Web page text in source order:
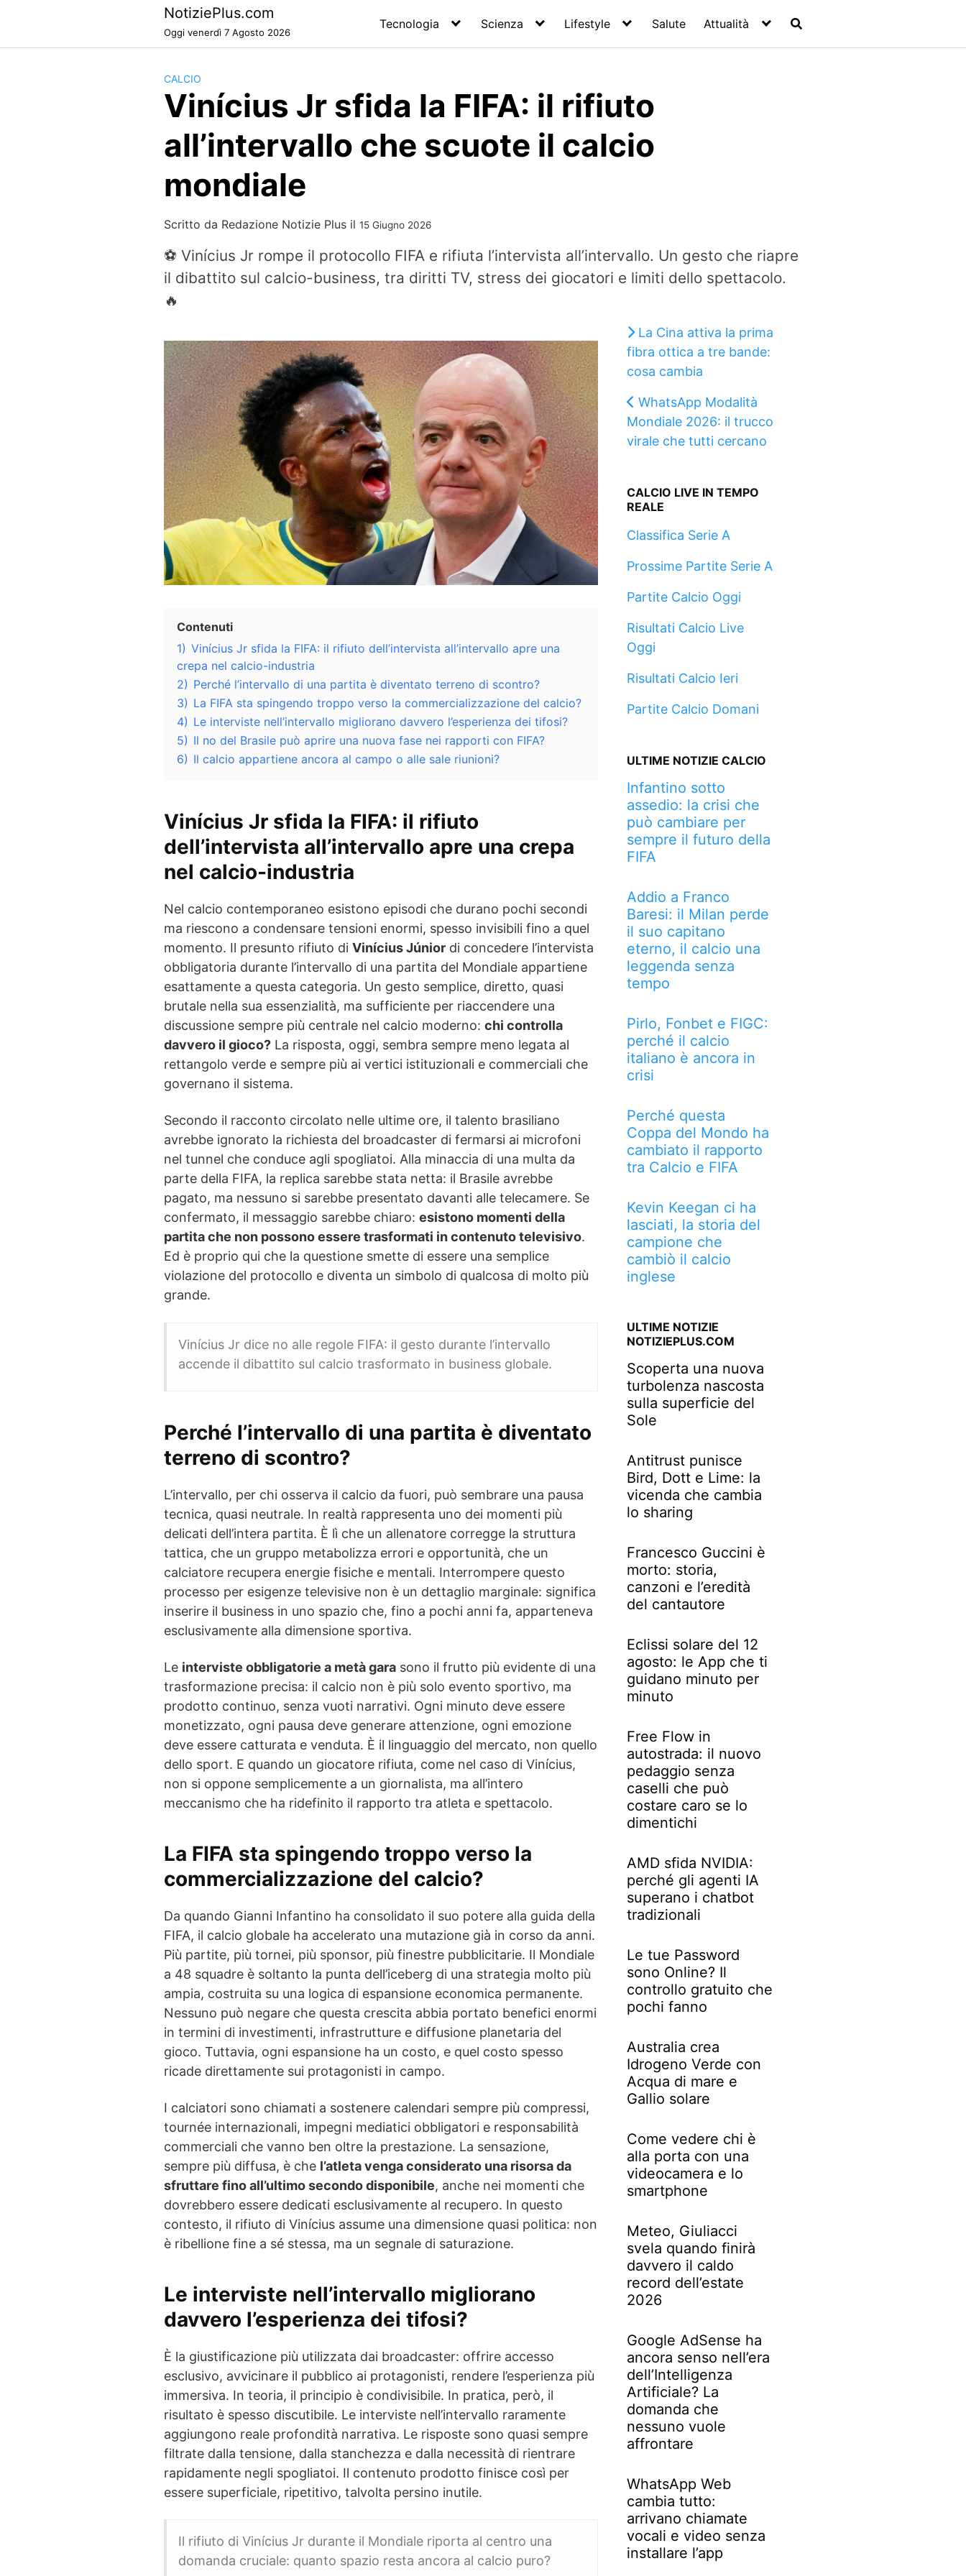
NotiziePlus.com
Oggi venerdì 7 Agosto 2026
Tecnologia Scienza Lifestyle Salute Attualità
CALCIO
Vinícius Jr sfida la FIFA: il rifiuto
all’intervallo che scuote il calcio
mondiale
Scritto da Redazione Notizie Plus il 15 Giugno 2026
⚽ Vinícius Jr rompe il protocollo FIFA e rifiuta l’intervista all’intervallo. Un gesto che riapre
il dibattito sul calcio-business, tra diritti TV, stress dei giocatori e limiti dello spettacolo.
🔥
Contenuti
1) Vinícius Jr sfida la FIFA: il rifiuto dell’intervista all’intervallo apre una
crepa nel calcio-industria
2) Perché l’intervallo di una partita è diventato terreno di scontro?
3) La FIFA sta spingendo troppo verso la commercializzazione del calcio?
4) Le interviste nell’intervallo migliorano davvero l’esperienza dei tifosi?
5) Il no del Brasile può aprire una nuova fase nei rapporti con FIFA?
6) Il calcio appartiene ancora al campo o alle sale riunioni?
Vinícius Jr sfida la FIFA: il rifiuto
dell’intervista all’intervallo apre una crepa
nel calcio-industria
Nel calcio contemporaneo esistono episodi che durano pochi secondi
ma riescono a condensare tensioni enormi, spesso invisibili fino a quel
momento. Il presunto rifiuto di Vinícius Júnior di concedere l’intervista
obbligatoria durante l’intervallo di una partita del Mondiale appartiene
esattamente a questa categoria. Un gesto semplice, diretto, quasi
brutale nella sua essenzialità, ma sufficiente per riaccendere una
discussione sempre più centrale nel calcio moderno: chi controlla
davvero il gioco? La risposta, oggi, sembra sempre meno legata al
rettangolo verde e sempre più ai vertici istituzionali e commerciali che
governano il sistema.
Secondo il racconto circolato nelle ultime ore, il talento brasiliano
avrebbe ignorato la richiesta del broadcaster di fermarsi ai microfoni
nel tunnel che conduce agli spogliatoi. Alla minaccia di una multa da
parte della FIFA, la replica sarebbe stata netta: il Brasile avrebbe
pagato, ma nessuno si sarebbe presentato davanti alle telecamere. Se
confermato, il messaggio sarebbe chiaro: esistono momenti della
partita che non possono essere trasformati in contenuto televisivo.
Ed è proprio qui che la questione smette di essere una semplice
violazione del protocollo e diventa un simbolo di qualcosa di molto più
grande.
Vinícius Jr dice no alle regole FIFA: il gesto durante l’intervallo
accende il dibattito sul calcio trasformato in business globale.
Perché l’intervallo di una partita è diventato
terreno di scontro?
L’intervallo, per chi osserva il calcio da fuori, può sembrare una pausa
tecnica, quasi neutrale. In realtà rappresenta uno dei momenti più
delicati dell’intera partita. È lì che un allenatore corregge la struttura
tattica, che un gruppo metabolizza errori e opportunità, che un
calciatore recupera energie fisiche e mentali. Interrompere questo
processo per esigenze televisive non è un dettaglio marginale: significa
inserire il business in uno spazio che, fino a pochi anni fa, apparteneva
esclusivamente alla dimensione sportiva.
Le interviste obbligatorie a metà gara sono il frutto più evidente di una
trasformazione precisa: il calcio non è più solo evento sportivo, ma
prodotto continuo, senza vuoti narrativi. Ogni minuto deve essere
monetizzato, ogni pausa deve generare attenzione, ogni emozione
deve essere catturata e venduta. È il linguaggio del mercato, non quello
dello sport. E quando un giocatore rifiuta, come nel caso di Vinícius,
non si oppone semplicemente a un giornalista, ma all’intero
meccanismo che ha ridefinito il rapporto tra atleta e spettacolo.
La FIFA sta spingendo troppo verso la
commercializzazione del calcio?
Da quando Gianni Infantino ha consolidato il suo potere alla guida della
FIFA, il calcio globale ha accelerato una mutazione già in corso da anni.
Più partite, più tornei, più sponsor, più finestre pubblicitarie. Il Mondiale
a 48 squadre è soltanto la punta dell’iceberg di una strategia molto più
ampia, costruita su una logica di espansione economica permanente.
Nessuno può negare che questa crescita abbia portato benefici enormi
in termini di investimenti, infrastrutture e diffusione planetaria del
gioco. Tuttavia, ogni espansione ha un costo, e quel costo spesso
ricade direttamente sui protagonisti in campo.
I calciatori sono chiamati a sostenere calendari sempre più compressi,
tournée internazionali, impegni mediatici obbligatori e responsabilità
commerciali che vanno ben oltre la prestazione. La sensazione,
sempre più diffusa, è che l’atleta venga considerato una risorsa da
sfruttare fino all’ultimo secondo disponibile, anche nei momenti che
dovrebbero essere dedicati esclusivamente al recupero. In questo
contesto, il rifiuto di Vinícius assume una dimensione quasi politica: non
è ribellione fine a sé stessa, ma un segnale di saturazione.
Le interviste nell’intervallo migliorano
davvero l’esperienza dei tifosi?
È la giustificazione più utilizzata dai broadcaster: offrire accesso
esclusivo, avvicinare il pubblico ai protagonisti, rendere l’esperienza più
immersiva. In teoria, il principio è condivisibile. In pratica, però, il
risultato è spesso discutibile. Le interviste nell’intervallo raramente
aggiungono reale profondità narrativa. Le risposte sono quasi sempre
filtrate dalla tensione, dalla stanchezza e dalla necessità di rientrare
rapidamente negli spogliatoi. Il contenuto prodotto finisce così per
essere superficiale, ripetitivo, talvolta persino inutile.
Il rifiuto di Vinícius Jr durante il Mondiale riporta al centro una
domanda cruciale: quanto spazio resta ancora al calcio puro?
La Cina attiva la prima
fibra ottica a tre bande:
cosa cambia
WhatsApp Modalità
Mondiale 2026: il trucco
virale che tutti cercano
CALCIO LIVE IN TEMPO
REALE
Classifica Serie A
Prossime Partite Serie A
Partite Calcio Oggi
Risultati Calcio Live
Oggi
Risultati Calcio Ieri
Partite Calcio Domani
ULTIME NOTIZIE CALCIO
Infantino sotto
assedio: la crisi che
può cambiare per
sempre il futuro della
FIFA
Addio a Franco
Baresi: il Milan perde
il suo capitano
eterno, il calcio una
leggenda senza
tempo
Pirlo, Fonbet e FIGC:
perché il calcio
italiano è ancora in
crisi
Perché questa
Coppa del Mondo ha
cambiato il rapporto
tra Calcio e FIFA
Kevin Keegan ci ha
lasciati, la storia del
campione che
cambiò il calcio
inglese
ULTIME NOTIZIE
NOTIZIEPLUS.COM
Scoperta una nuova
turbolenza nascosta
sulla superficie del
Sole
Antitrust punisce
Bird, Dott e Lime: la
vicenda che cambia
lo sharing
Francesco Guccini è
morto: storia,
canzoni e l’eredità
del cantautore
Eclissi solare del 12
agosto: le App che ti
guidano minuto per
minuto
Free Flow in
autostrada: il nuovo
pedaggio senza
caselli che può
costare caro se lo
dimentichi
AMD sfida NVIDIA:
perché gli agenti IA
superano i chatbot
tradizionali
Le tue Password
sono Online? Il
controllo gratuito che
pochi fanno
Australia crea
Idrogeno Verde con
Acqua di mare e
Gallio solare
Come vedere chi è
alla porta con una
videocamera e lo
smartphone
Meteo, Giuliacci
svela quando finirà
davvero il caldo
record dell’estate
2026
Google AdSense ha
ancora senso nell’era
dell’Intelligenza
Artificiale? La
domanda che
nessuno vuole
affrontare
WhatsApp Web
cambia tutto:
arrivano chiamate
vocali e video senza
installare l’app